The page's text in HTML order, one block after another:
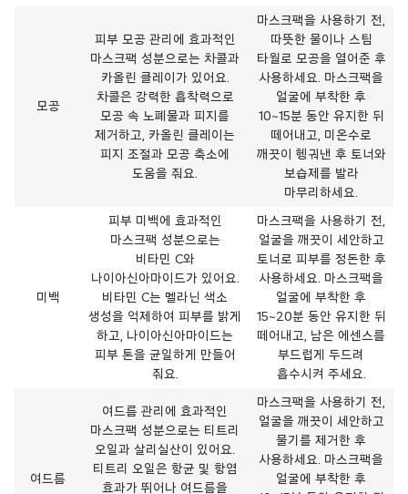
모공
피부 모공 관리에 효과적인
마스크팩 성분으로는 차콜과
카올린 클레이가 있어요.
차콜은 강력한 흡착력으로
모공 속 노폐물과 피지를
제거하고, 카올린 클레이는
피지 조절과 모공 축소에
도움을 줘요.
마스크팩을 사용하기 전,
따뜻한 물이나 스팀
타월로 모공을 열어준 후
사용하세요. 마스크팩을
얼굴에 부착한 후
10~15분 동안 유지한 뒤
떼어내고, 미온수로
깨끗이 헹궈낸 후 토너와
보습제를 발라
마무리하세요.
미백
피부 미백에 효과적인
마스크팩 성분으로는
비타민 C와
나이아신아마이드가 있어요.
비타민 C는 멜라닌 색소
생성을 억제하여 피부를 밝게
하고, 나이아신아마이드는
피부 톤을 균일하게 만들어
줘요.
마스크팩을 사용하기 전,
얼굴을 깨끗이 세안하고
토너로 피부를 정돈한 후
사용하세요. 마스크팩을
얼굴에 부착한 후
15~20분 동안 유지한 뒤
떼어내고, 남은 에센스를
부드럽게 두드려
흡수시켜 주세요.
여드름
여드름 관리에 효과적인
마스크팩 성분으로는 티트리
오일과 살리실산이 있어요.
티트리 오일은 항균 및 항염
효과가 뛰어나 여드름을
마스크팩을 사용하기 전,
얼굴을 깨끗이 세안하고
물기를 제거한 후
사용하세요. 마스크팩을
얼굴에 부착한 후